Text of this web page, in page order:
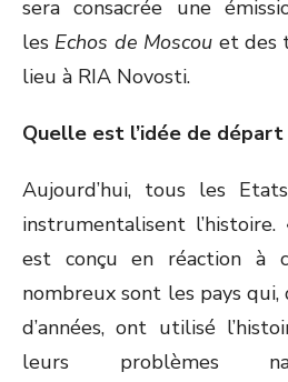
sera consacrée une
les Echos de Moscou et des
lieu à RIA Novosti.
Quelle est l’idée de
Aujourd’hui, tous les
instrumentalisent
est conçu en réaction à
nombreux sont les pays qui,
d’années, ont utilisé
leurs problèmes